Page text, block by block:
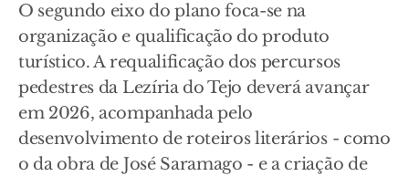
O segundo eixo do plano foca-se na
organização e qualificação do produto
turístico. A requalificação dos percursos
pedestres da Lezíria do Tejo deverá avançar
em 2026, acompanhada pelo
desenvolvimento de roteiros literários - como
o da obra de José Saramago - e a criação de